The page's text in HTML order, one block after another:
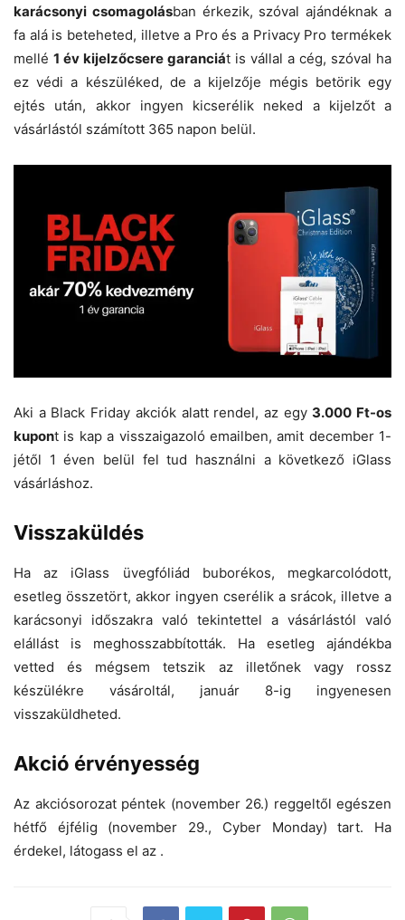
karácsonyi csomagolásban érkezik, szóval ajándéknak a
fa alá is beteheted, illetve a Pro és a Privacy Pro termékek
mellé 1 év kijelzőcsere garanciát is vállal a cég, szóval ha
ez védi a készüléked, de a kijelzője mégis betörik egy
ejtés után, akkor ingyen kicserélik neked a kijelzőt a
vásárlástól számított 365 napon belül.
Aki a Black Friday akciók alatt rendel, az egy 3.000 Ft-os
kupont is kap a visszaigazoló emailben, amit december 1-
jétől 1 éven belül fel tud használni a következő iGlass
vásárláshoz.
Visszaküldés
Ha az iGlass üvegfóliád buborékos, megkarcolódott,
esetleg összetört, akkor ingyen cserélik a srácok, illetve a
karácsonyi időszakra való tekintettel a vásárlástól való
elállást is meghosszabbították. Ha esetleg ajándékba
vetted és mégsem tetszik az illetőnek vagy rossz
készülékre vásároltál, január 8-ig ingyenesen
visszaküldheted.
Akció érvényesség
Az akciósorozat péntek (november 26.) reggeltől egészen
hétfő éjfélig (november 29., Cyber Monday) tart. Ha
érdekel, látogass el az .